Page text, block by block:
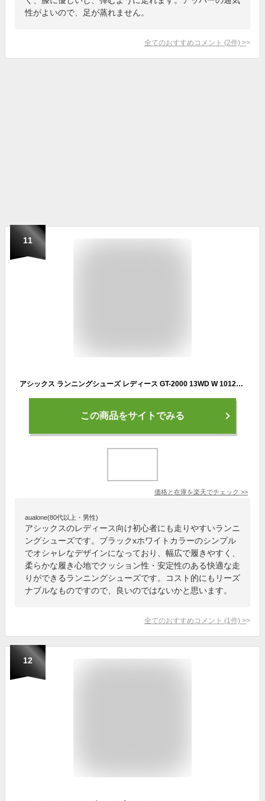
性がよいので、足が蒸れません。
全てのおすすめコメント (2件) >
11
アシックス ランニングシューズ レディース GT-2000 13WD W 1012B667 003 asics
この商品をサイトでみる
価格と在庫を楽天でチェック >>
aualone(80代以上・男性)
アシックスのレディース向け初心者にも走りやすいランニ
ングシューズです。ブラックxホワイトカラーのシンプル
でオシャレなデザインになっており、幅広で履きやすく、
柔らかな履き心地でクッション性・安定性のある快適な走
りができるランニングシューズです。コスト的にもリーズ
ナブルなものですので、良いのではないかと思います。
全てのおすすめコメント (1 件) >
12